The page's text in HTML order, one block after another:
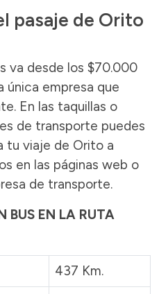
pasaje de Orito
va desde los $70.000
única empresa que
En las taquillas o
de transporte puedes
tu viaje de Orito a
en las páginas web o
de transporte.
BUS EN LA RUTA
437 Km.